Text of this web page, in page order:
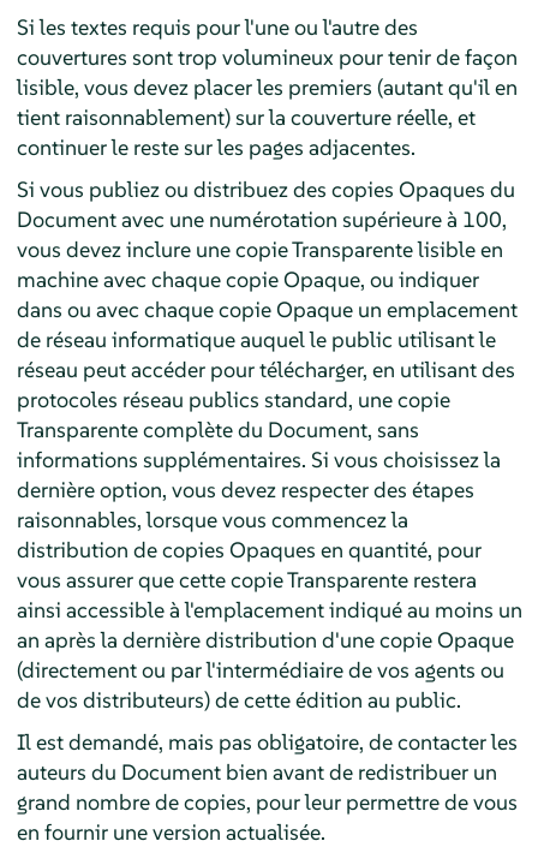
Si les textes requis pour l'une ou l'autre des
couvertures sont trop volumineux pour tenir de façon
lisible, vous devez placer les premiers (autant qu'il en
tient raisonnablement) sur la couverture réelle, et
continuer le reste sur les pages adjacentes.
Si vous publiez ou distribuez des copies Opaques du
Document avec une numérotation supérieure à 100,
vous devez inclure une copie Transparente lisible en
machine avec chaque copie Opaque, ou indiquer
dans ou avec chaque copie Opaque un emplacement
de réseau informatique auquel le public utilisant le
réseau peut accéder pour télécharger, en utilisant des
protocoles réseau publics standard, une copie
Transparente complète du Document, sans
informations supplémentaires. Si vous choisissez la
dernière option, vous devez respecter des étapes
raisonnables, lorsque vous commencez la
distribution de copies Opaques en quantité, pour
vous assurer que cette copie Transparente restera
ainsi accessible à l'emplacement indiqué au moins un
an après la dernière distribution d'une copie Opaque
(directement ou par l'intermédiaire de vos agents ou
de vos distributeurs) de cette édition au public.
Il est demandé, mais pas obligatoire, de contacter les
auteurs du Document bien avant de redistribuer un
grand nombre de copies, pour leur permettre de vous
en fournir une version actualisée.